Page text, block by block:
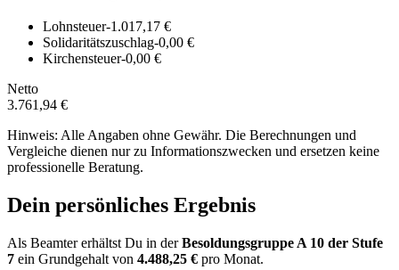
Lohnsteuer-1.017,17 €
Solidaritätszuschlag-0,00 €
Kirchensteuer-0,00 €
Netto
3.761,94 €
Hinweis: Alle Angaben ohne Gewähr. Die Berechnungen und
Vergleiche dienen nur zu Informationszwecken und ersetzen keine
professionelle Beratung.
Dein persönliches Ergebnis
Als Beamter erhältst Du in derBesoldungsgruppe A 10 der Stufe
7 ein Grundgehalt von 4.488,25 € pro Monat.